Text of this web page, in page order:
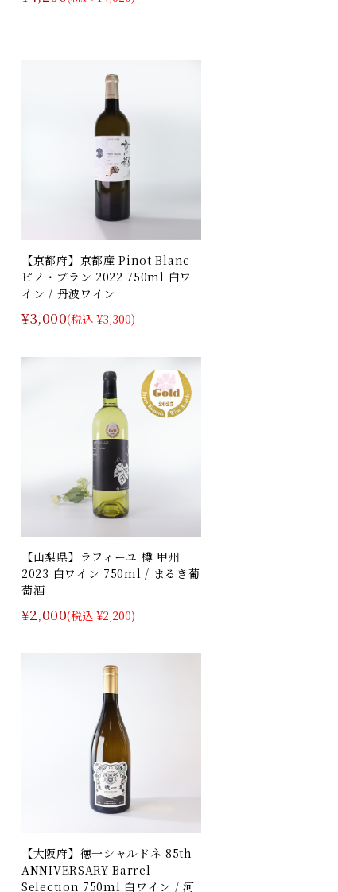
【京都府】京都産 Pinot Blanc
ピノ・ブラン 2022 750ml 白ワ
イン / 丹波ワイン
¥3,000(税込 ¥3,300)
【山梨県】ラフィーユ 樽 甲州
2023 白ワイン 750ml / まるき葡
萄酒
¥2,000(税込 ¥2,200)
【大阪府】徳一シャルドネ 85th
ANNIVERSARY Barrel
Selection 750ml 白ワイン / 河